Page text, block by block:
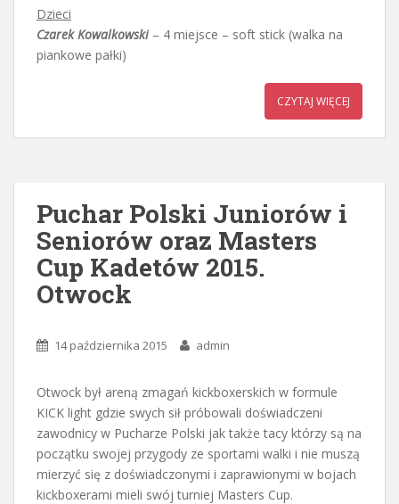
Dzieci
Czarek Kowalkowski – 4 miejsce – soft stick (walka na
piankowe pałki)
CZYTAJ WIĘCEJ
Puchar Polski Juniorów i
Seniorów oraz Masters
Cup Kadetów 2015.
Otwock
14 października 2015 admin
Otwock był areną zmagań kickboxerskich w formule
KICK light gdzie swych sił próbowali doświadczeni
zawodnicy w Pucharze Polski jak także tacy którzy są na
początku swojej przygody ze sportami walki i nie muszą
mierzyć się z doświadczonymi i zaprawionymi w bojach
kickboxerami mieli swój turniej Masters Cup.